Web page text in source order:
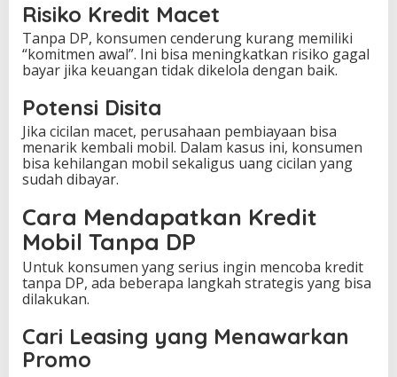
Risiko Kredit Macet
Tanpa DP, konsumen cenderung kurang memiliki
“komitmen awal”. Ini bisa meningkatkan risiko gagal
bayar jika keuangan tidak dikelola dengan baik.
Potensi Disita
Jika cicilan macet, perusahaan pembiayaan bisa
menarik kembali mobil. Dalam kasus ini, konsumen
bisa kehilangan mobil sekaligus uang cicilan yang
sudah dibayar.
Cara Mendapatkan Kredit
Mobil Tanpa DP
Untuk konsumen yang serius ingin mencoba kredit
tanpa DP, ada beberapa langkah strategis yang bisa
dilakukan.
Cari Leasing yang Menawarkan
Promo